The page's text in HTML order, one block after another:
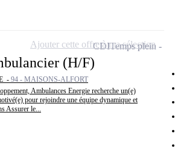
(H/F)
- 94 - MAISONS-ALFORT
Ambulances Energie recherche un(e)
pour rejoindre une équipe dynamique et
Assurer le...
CDITemps plein
Ajouter cette offre à ma sélection